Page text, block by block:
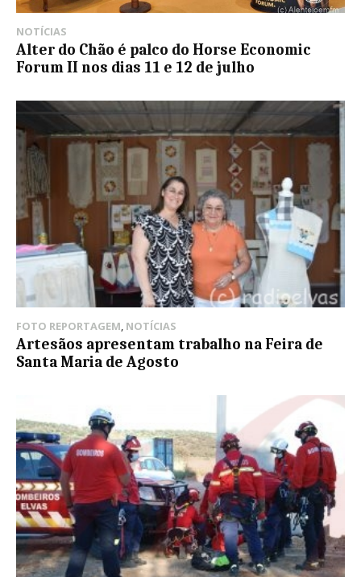
NOTÍCIAS
Alter do Chão é palco do Horse Economic
Forum II nos dias 11 e 12 de julho
FOTO REPORTAGEM, NOTÍCIAS
Artesãos apresentam trabalho na Feira de
Santa Maria de Agosto